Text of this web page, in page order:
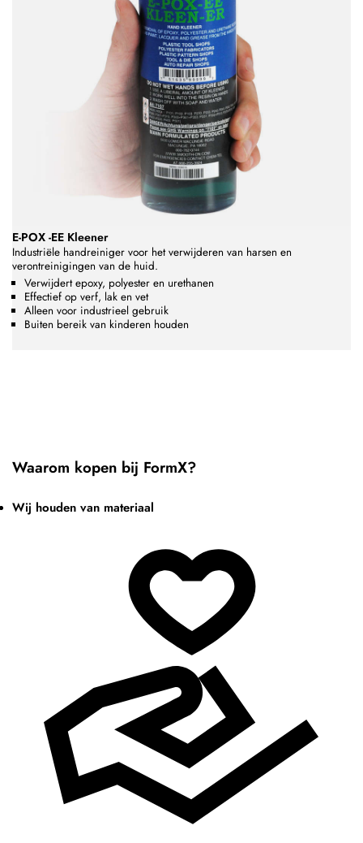
E-POX -EE Kleener
Industriële handreiniger voor het verwijderen van harsen en
verontreinigingen van de huid.
Verwijdert epoxy, polyester en urethanen
Effectief op verf, lak en vet
Alleen voor industrieel gebruik
Buiten bereik van kinderen houden
Waarom kopen bij FormX?
Wij houden van materiaal